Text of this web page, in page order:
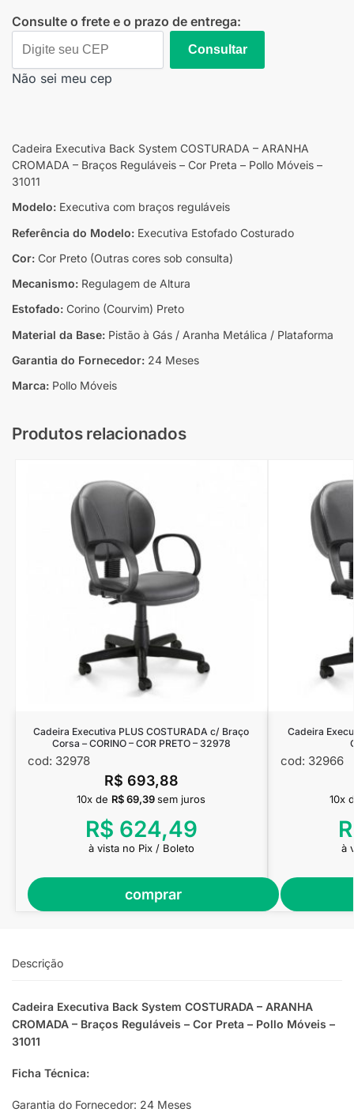
Consulte o frete e o prazo de entrega:
Consultar
Não sei meu cep
Cadeira Executiva Back System COSTURADA – ARANHA
CROMADA – Braços Reguláveis – Cor Preta – Pollo Móveis –
31011
Modelo: Executiva com braços reguláveis
Referência do Modelo: Executiva Estofado Costurado
Cor: Cor Preto (Outras cores sob consulta)
Mecanismo: Regulagem de Altura
Estofado: Corino (Courvim) Preto
Material da Base: Pistão à Gás / Aranha Metálica / Plataforma
Garantia do Fornecedor: 24 Meses
Marca: Pollo Móveis
Produtos relacionados
Cadeira Executiva PLUS COSTURADA c/ Braço
Corsa – CORINO – COR PRETO – 32978
cod: 32978
R$ 693,88
comprar
10x de R$69,39 sem juros
R$ 624,49
à vista no Pix / Boleto
Cadeira
cod: 32966
10x
à
Descrição
Cadeira Executiva Back System COSTURADA – ARANHA
CROMADA – Braços Reguláveis – Cor Preta – Pollo Móveis –
31011
Ficha Técnica:
Garantia do Fornecedor: 24 Meses